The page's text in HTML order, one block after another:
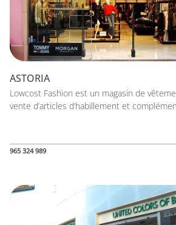
ASTORIA
Lowcost Fashion est un magasin de
vente d’articles d’habillement et
965 324 989